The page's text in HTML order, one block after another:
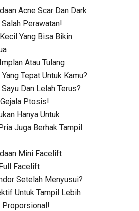
Acne Scar Dan Dark
Perawatan!
Yang Bisa Bikin
Atau Tulang
Yang Tepat Untuk Kamu?
Dan Lelah Terus?
Ptosis!
Hanya Untuk
Juga Berhak Tampil
Mini Facelift
Facelift
Setelah Menyusui?
Untuk Tampil Lebih
Proporsional!